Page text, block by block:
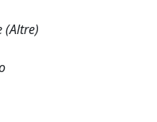
(Altre)